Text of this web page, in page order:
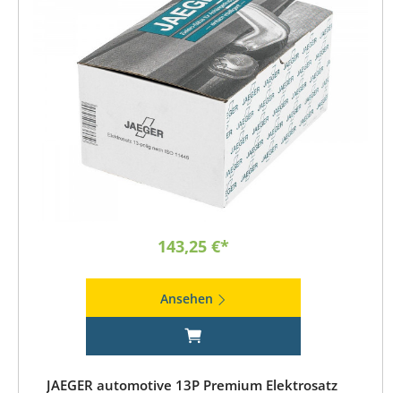
143,25 €*
Ansehen
JAEGER automotive 13P Premium Elektrosatz